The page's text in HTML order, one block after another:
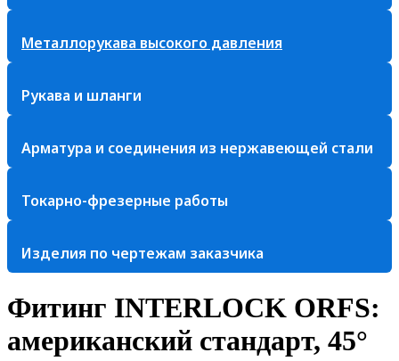
Металлорукава высокого давления
Рукава и шланги
Арматура и соединения из нержавеющей стали
Токарно-фрезерные работы
Изделия по чертежам заказчика
Фитинг INTERLOCK ORFS:
американский стандарт, 45°